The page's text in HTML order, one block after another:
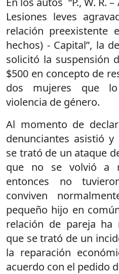
Lesiones leves
relación preexistente
hechos) - Capital”, la
solicitó la suspensión
$500 en concepto de
dos mujeres que
violencia de género.
Al momento de
denunciantes asistió
se trató de un ataque
que no se volvió a
entonces no
conviven
pequeño hijo en
relación de pareja ha
que se trató de un
la reparación
acuerdo con el pedido